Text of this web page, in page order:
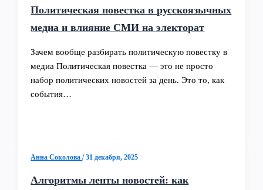
Политическая повестка в русскоязычных
медиа и влияние СМИ на электорат
Зачем вообще разбирать политическую повестку в
медиа Политическая повестка — это не просто
набор политических новостей за день. Это то, как
события…
Анна Соколова/31 декабря, 2025
Алгоритмы ленты новостей: как